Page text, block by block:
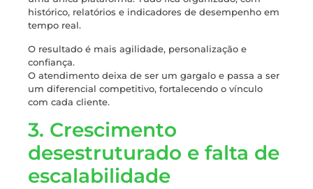
histórico, relatórios e indicadores de desempenho em
tempo real.
O resultado é mais agilidade, personalização e
confiança.
O atendimento deixa de ser um gargalo e passa a ser
um diferencial competitivo, fortalecendo o vínculo
com cada cliente.
3. Crescimento
desestruturado e falta de
escalabilidade